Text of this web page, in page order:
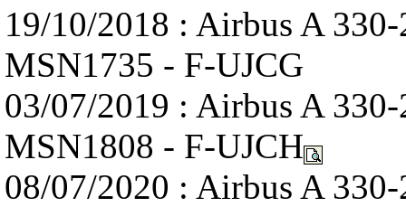
19/10/2018 : Airbus A
MSN1735 - F-UJCG
03/07/2019 : Airbus A
MSN1808 - F-UJCH
08/07/2020 : Airbus A